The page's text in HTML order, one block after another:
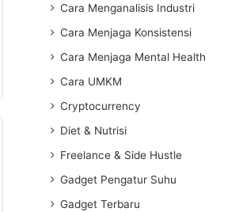
Cara Menganalisis Industri
Cara Menjaga Konsistensi
Cara Menjaga Mental Health
Cara UMKM
Cryptocurrency
Diet & Nutrisi
Freelance & Side Hustle
Gadget Pengatur Suhu
Gadget Terbaru